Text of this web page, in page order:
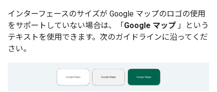
インターフェースのサイズが Google マップのロゴの使用
をサポートしていない場合は、「Google マップ 」という
テキストを使用できます。次のガイドラインに沿ってくだ
さい。